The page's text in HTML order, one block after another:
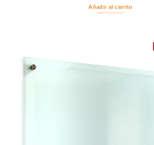
Añadir al carrito